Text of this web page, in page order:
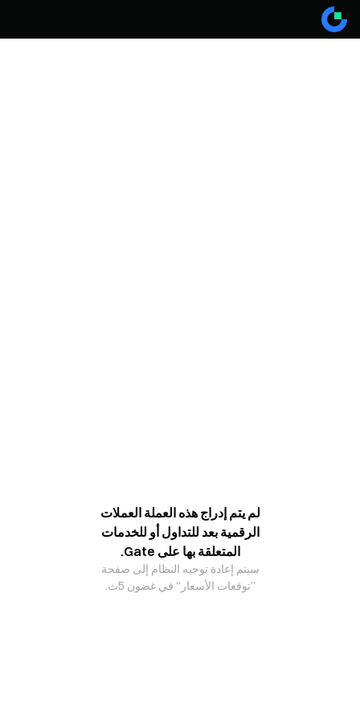
لم يتم إدراج هذه العملة العملات
الرقمية بعد للتداول أو للخدمات
المتعلقة بها على Gate.
سيتم إعادة توجيه النظام إلى صفحة
”توقعات الأسعار“ في غضون 5ث.